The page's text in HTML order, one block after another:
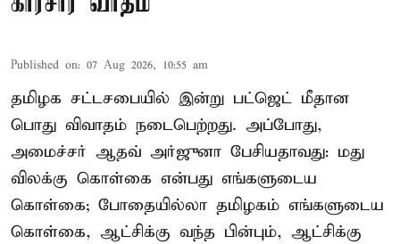
Published on: 07 Aug 2026, 10:55 am
தமிழக சட்டசபையில் இன்று பட்ஜெட் மீதான
பொது விவாதம் நடைபெற்றது. அப்போது,
அமைச்சர் ஆதவ் அர்ஜுனா பேசியதாவது: மது
விலக்கு கொள்கை என்பது எங்களுடைய
கொள்கை; போதையில்லா தமிழகம் எங்களுடைய
கொள்கை, ஆட்சிக்கு வந்த பின்பும், ஆட்சிக்கு